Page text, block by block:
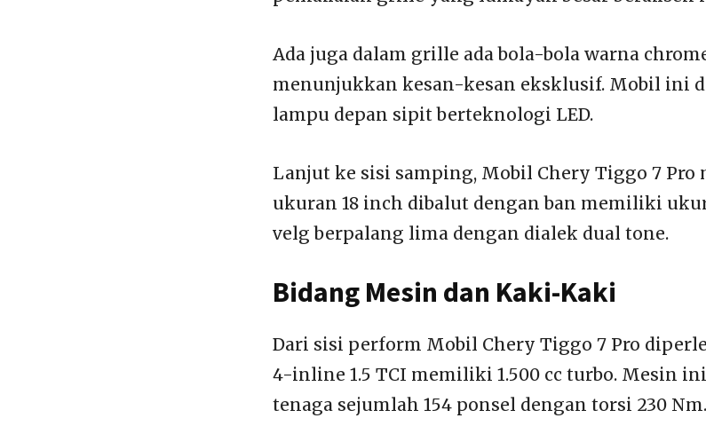
Ada juga dalam grille ada bola-bola warna
menunjukkan kesan-kesan eksklusif. Mobil ini
lampu depan sipit berteknologi LED.
Lanjut ke sisi samping, Mobil Chery Tiggo 7
ukuran 18 inch dibalut dengan ban memiliki
velg berpalang lima dengan dialek dual tone.
Bidang Mesin dan Kaki-Kaki
Dari sisi perform Mobil Chery Tiggo 7 Pro
4-inline 1.5 TCI memiliki 1.500 cc turbo. Mesin
tenaga sejumlah 154 ponsel dengan torsi 230 Nm.